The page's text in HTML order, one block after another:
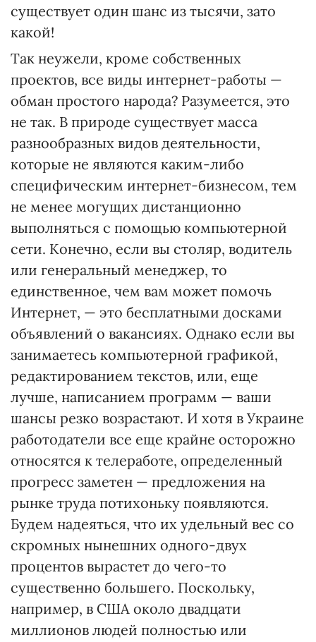
существует один шанс из тысячи, зато
какой!
Так неужели, кроме собственных
проектов, все виды интернет-работы —
обман простого народа? Разумеется, это
не так. В природе существует масса
разнообразных видов деятельности,
которые не являются каким-либо
специфическим интернет-бизнесом, тем
не менее могущих дистанционно
выполняться с помощью компьютерной
сети. Конечно, если вы столяр, водитель
или генеральный менеджер, то
единственное, чем вам может помочь
Интернет, — это бесплатными досками
объявлений о вакансиях. Однако если вы
занимаетесь компьютерной графикой,
редактированием текстов, или, еще
лучше, написанием программ — ваши
шансы резко возрастают. И хотя в Украине
работодатели все еще крайне осторожно
относятся к телеработе, определенный
прогресс заметен — предложения на
рынке труда потихоньку появляются.
Будем надеяться, что их удельный вес со
скромных нынешних одного-двух
процентов вырастет до чего-то
существенно большего. Поскольку,
например, в США около двадцати
миллионов людей полностью или